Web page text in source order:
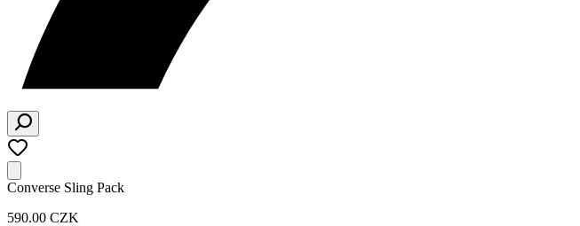
Converse Sling Pack
590.00 CZK